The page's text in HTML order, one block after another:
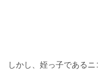
しかし、姪っ子である